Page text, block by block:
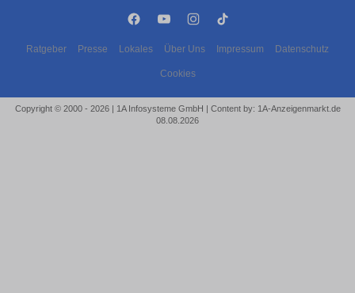
Ratgeber Presse Lokales Über Uns Impressum Datenschutz
Cookies
Copyright © 2000 - 2026 | 1A Infosysteme GmbH | Content by: 1A-Anzeigenmarkt.de
08.08.2026